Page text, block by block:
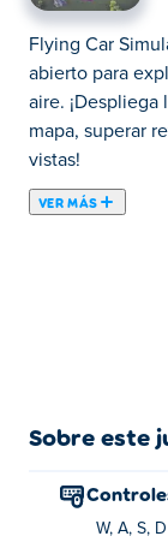
Flying Car
abierto para
aire. ¡Despliega
mapa, superar
vistas!
VER MÁS
libremente por
es demasiado
ciudad desde
así que elija el
impulso de
Sobre este
W, A, S,